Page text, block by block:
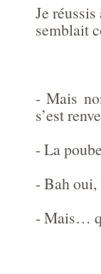
Je
semblait
- Mais
s’est
- La
- Bah oui,
- Mais…